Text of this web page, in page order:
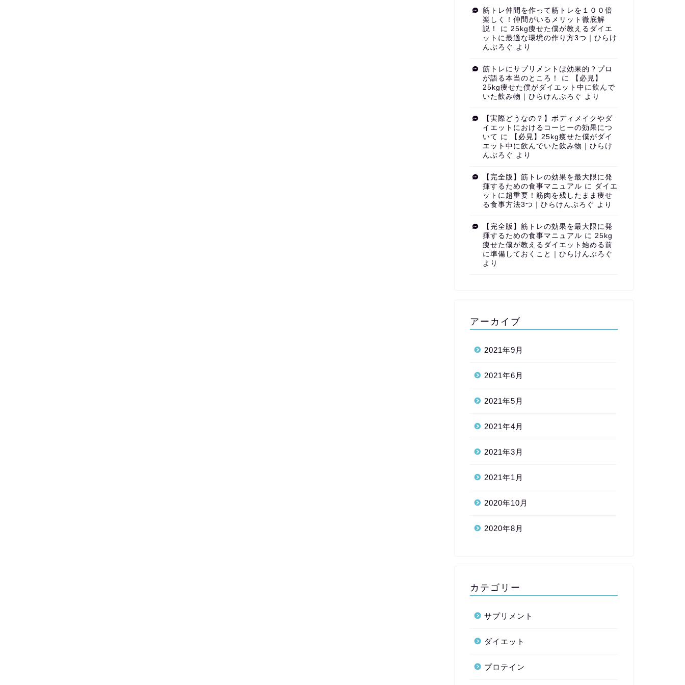
筋トレ仲間を作って筋トレを１００倍
楽しく！仲間がいるメリット徹底解
説！
に 25kg痩せた僕が教えるダイエ
ットに最適な環境の作り方3つ｜ひらけ
んぶろぐ より
筋トレにサプリメントは効果的？プロ
が語る本当のところ！
に
【必見】
25kg痩せた僕がダイエット中に飲んで
いた飲み物｜ひらけんぶろぐ より
【実際どうなの？】ボディメイクやダ
イエットにおけるコーヒーの効果につ
いて に
【必見】25kg痩せた僕がダイ
エット中に飲んでいた飲み物｜ひらけ
んぶろぐ より
【完全版】筋トレの効果を最大限に発
揮するための食事マニュアル に ダイエ
ットに超重要！筋肉を残したまま痩せ
る食事方法3つ｜ひらけんぶろぐ より
【完全版】筋トレの効果を最大限に発
揮するための食事マニュアル に 25kg
痩せた僕が教えるダイエット始める前
に準備しておくこと｜ひらけんぶろぐ
より
アーカイブ
2021年9月
2021年6月
2021年5月
2021年4月
2021年3月
2021年1月
2020年10月
2020年8月
カテゴリー
サプリメント
ダイエット
プロテイン